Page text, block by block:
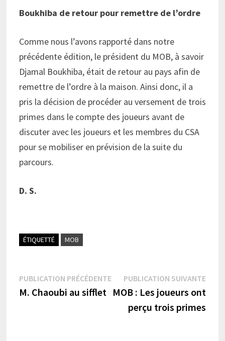
Boukhiba de retour pour remettre de l’ordre
Comme nous l’avons rapporté dans notre
précédente édition, le président du MOB, à savoir
Djamal Boukhiba, était de retour au pays afin de
remettre de l’ordre à la maison. Ainsi donc, il a
pris la décision de procéder au versement de trois
primes dans le compte des joueurs avant de
discuter avec les joueurs et les membres du CSA
pour se mobiliser en prévision de la suite du
parcours.
D. S.
ÉTIQUETTÉ MOB
Navigation
de
PUBLICATION PRÉCÉDENTEPublication
précédente :
M. Chaoubi au sifflet
PUBLICATION SUIVANTE
MOB : Les joueurs ont
perçu trois primes